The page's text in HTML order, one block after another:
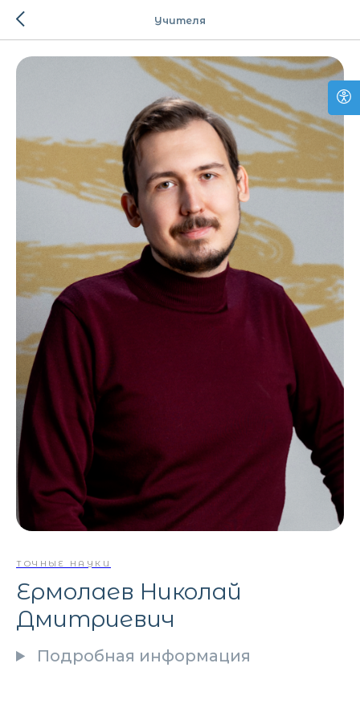
Учителя
ТОЧНЫЕ НАУКИ
Ермолаев Николай
Дмитриевич
Подробная информация